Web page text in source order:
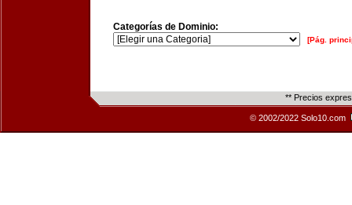
Categorías de Dominio:
[Pág.
** Precios
© 2002/2022 Solo10.com